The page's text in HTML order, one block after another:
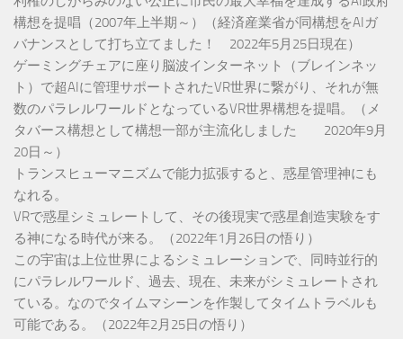
構想を提唱（2007年上半期～）（経済産業省が同構想をAIガ
バナンスとして打ち立てました！ 2022年5月25日現在）
ゲーミングチェアに座り脳波インターネット（ブレインネッ
ト）で超AIに管理サポートされたVR世界に繋がり、それが無
数のパラレルワールドとなっているVR世界構想を提唱。（メ
タバース構想として構想一部が主流化しました 2020年9月
20日～）
トランスヒューマニズムで能力拡張すると、惑星管理神にも
なれる。
VRで惑星シミュレートして、その後現実で惑星創造実験をす
る神になる時代が来る。（2022年1月26日の悟り）
この宇宙は上位世界によるシミュレーションで、同時並行的
にパラレルワールド、過去、現在、未来がシミュレートされ
ている。なのでタイムマシーンを作製してタイムトラベルも
可能である。（2022年2月25日の悟り）